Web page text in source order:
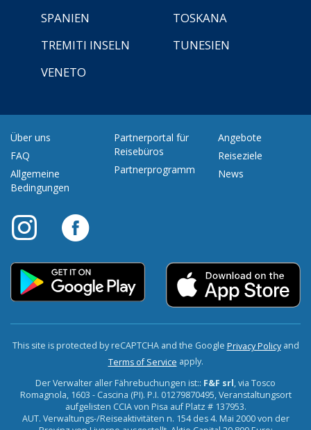
SPANIEN
TOSKANA
TREMITI INSELN
TUNESIEN
VENETO
Über uns
FAQ
Allgemeine
Bedingungen
Partnerportal für
Reisebüros
Partnerprogramm
Angebote
Reiseziele
News
This site is protected by reCAPTCHA and the Google Privacy Policyand
Terms of Service apply.
Der Verwalter aller Fährebuchungen ist:: F&F srl, via Tosco
Romagnola, 1603 - Cascina (PI). P.I. 01279870495, Veranstaltungsort
aufgelisten CCIA von Pisa auf Platz # 137953.
AUT. Verwaltungs-/Reiseaktivitäten n. 154 des 4. Mai 2000 von der